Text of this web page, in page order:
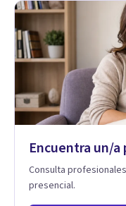
Encuentra un/a
Consulta
presencial.